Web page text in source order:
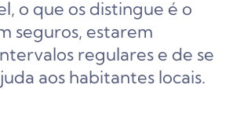
o que os distingue é o
seguros, estarem
regulares e de se
aos habitantes locais.